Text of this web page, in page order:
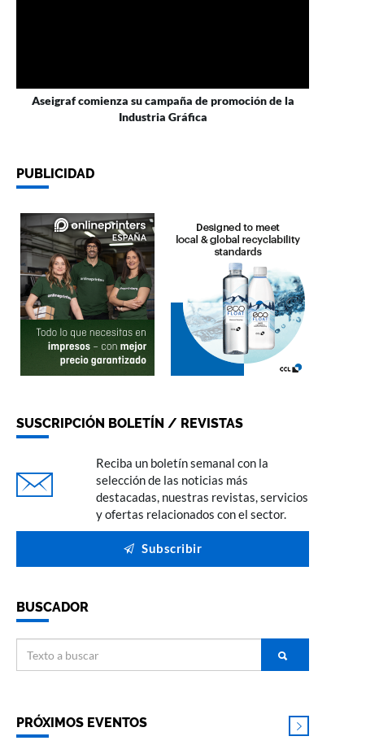
Aseigraf comienza su campaña de promoción de la
Industria Gráfica
PUBLICIDAD
SUSCRIPCIÓN BOLETÍN / REVISTAS
Reciba un boletín semanal con la
selección de las noticias más
destacadas, nuestras revistas, servicios
y ofertas relacionados con el sector.
Subscribir
BUSCADOR
PRÓXIMOS EVENTOS